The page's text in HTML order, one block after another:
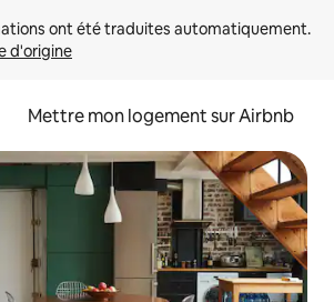
d'origine
Mettre mon logement sur Airbnb